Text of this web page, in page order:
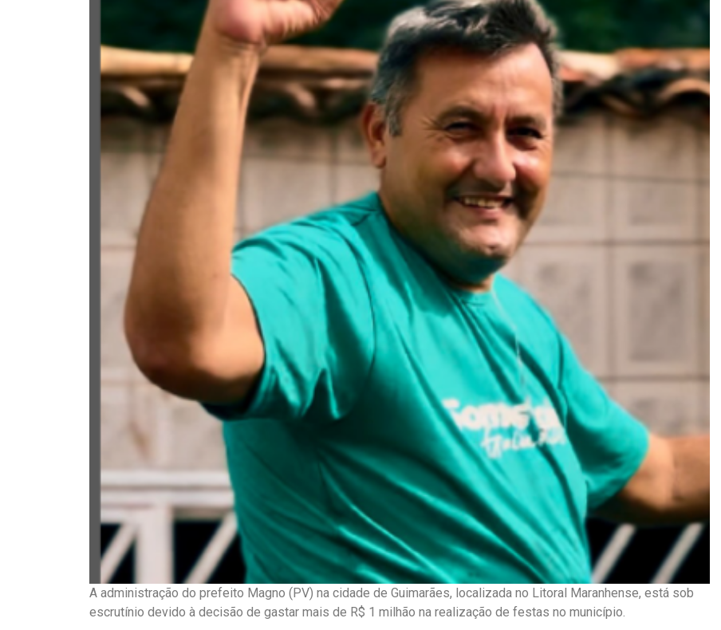
A administração do prefeito Magno (PV) na cidade de Guimarães, localizada no Litoral Maranhense, está sob
escrutínio devido à decisão de gastar mais de R$ 1 milhão na realização de festas no município.